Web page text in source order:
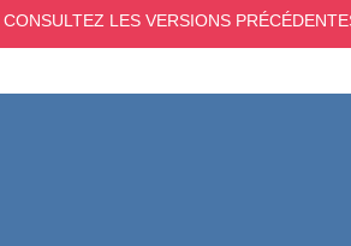
CONSULTEZ LES VERSIONS